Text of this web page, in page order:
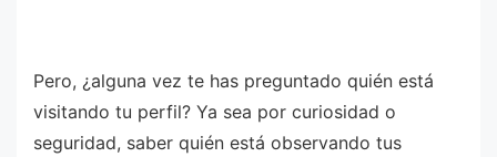
Pero, ¿alguna vez te has preguntado quién está
visitando tu perfil? Ya sea por curiosidad o
seguridad, saber quién está observando tus